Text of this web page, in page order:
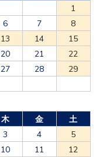
1
6 7
8
13 14
15
20 21
22
27 28
29
木 金
土
3 4
5
10 11
12